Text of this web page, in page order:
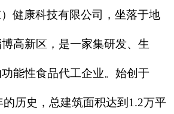
健康科技有限公司，坐落于地
高新区，是一家集研发、生
能性食品代工企业。始创于
的历史，总建筑面积达到1.2万平